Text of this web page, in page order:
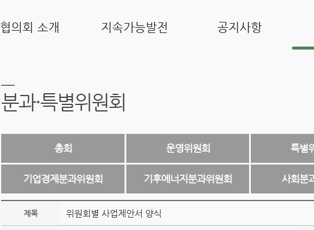
협의회 소개 지속가능발전 공지사항
분과·특별위원회
총회 운영위원회 특별
기업경제분과위원회 기후에너지분과위원회 사회분
제목 위원회별 사업제안서 양식